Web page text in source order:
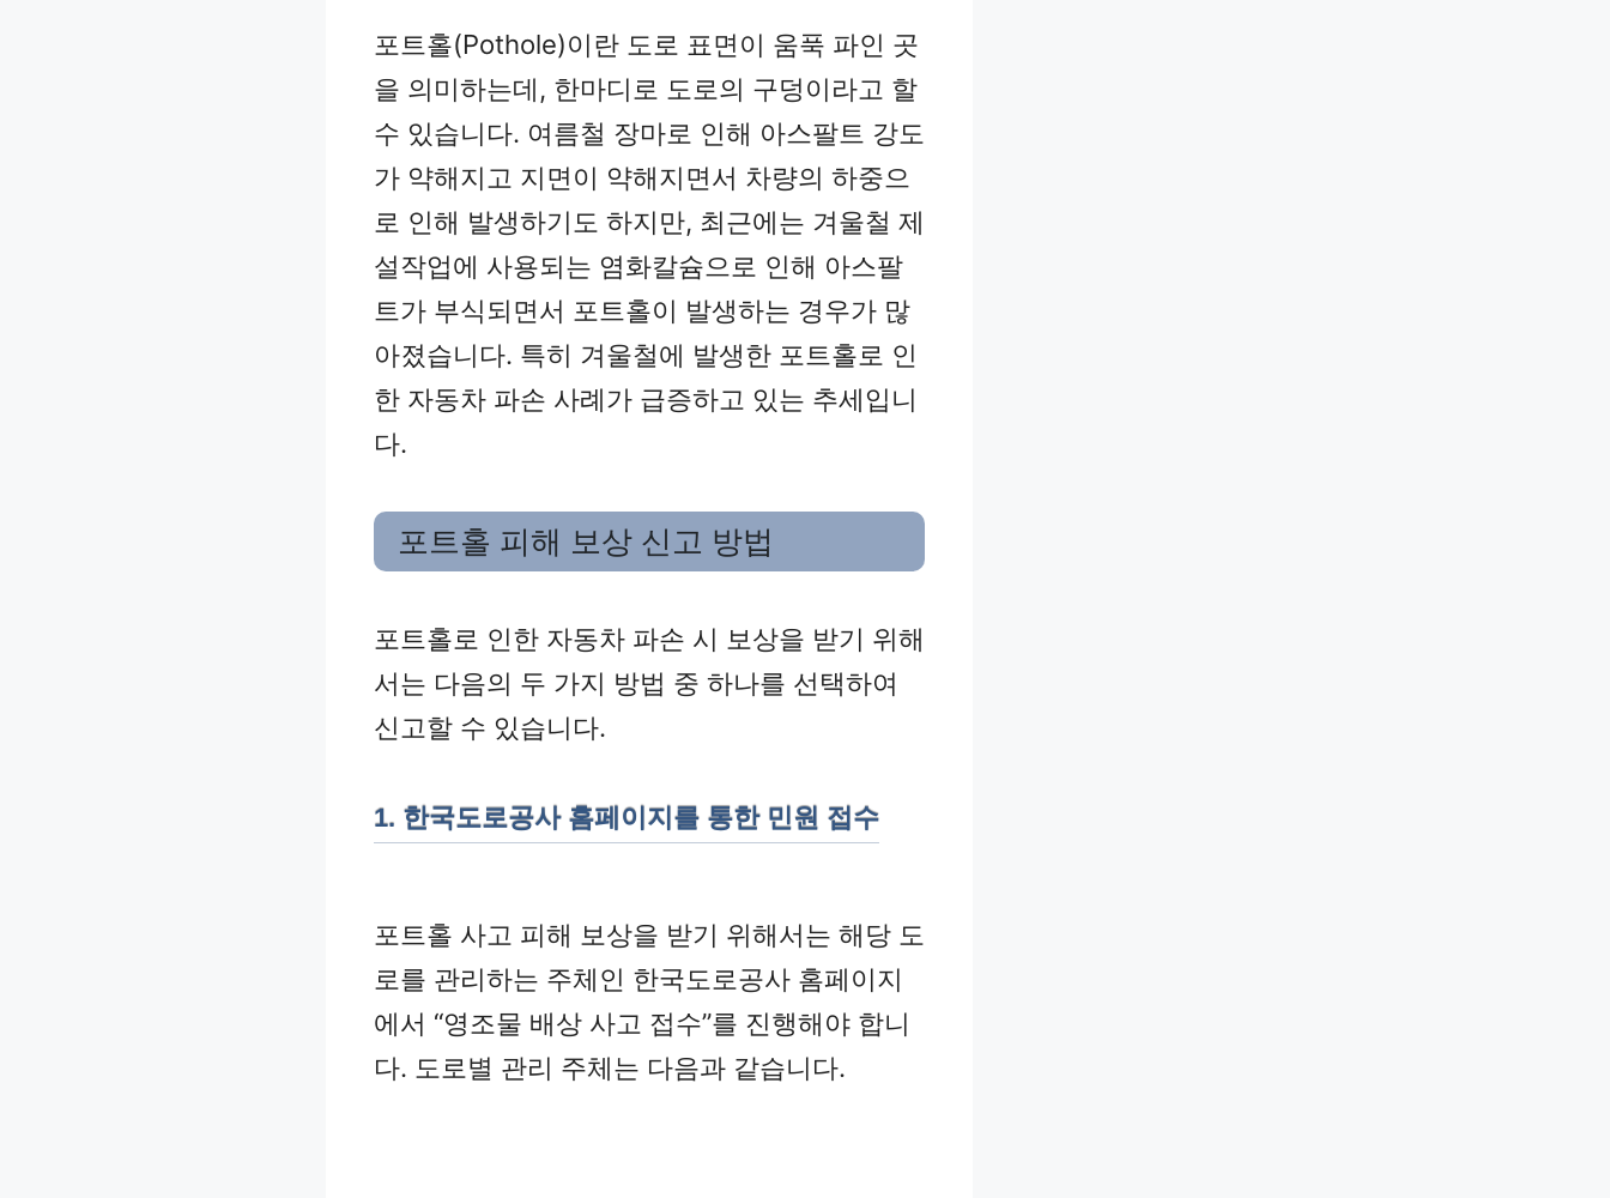
포트홀(Pothole)이란 도로 표면이 움푹 파인 곳
을 의미하는데, 한마디로 도로의 구덩이라고 할
수 있습니다. 여름철 장마로 인해 아스팔트 강도
가 약해지고 지면이 약해지면서 차량의 하중으
로 인해 발생하기도 하지만, 최근에는 겨울철 제
설작업에 사용되는 염화칼슘으로 인해 아스팔
트가 부식되면서 포트홀이 발생하는 경우가 많
아졌습니다. 특히 겨울철에 발생한 포트홀로 인
한 자동차 파손 사례가 급증하고 있는 추세입니
다.
포트홀 피해 보상 신고 방법
포트홀로 인한 자동차 파손 시 보상을 받기 위해
서는 다음의 두 가지 방법 중 하나를 선택하여
신고할 수 있습니다.
1. 한국도로공사 홈페이지를 통한 민원 접수
포트홀 사고 피해 보상을 받기 위해서는 해당 도
로를 관리하는 주체인 한국도로공사 홈페이지
에서 “영조물 배상 사고 접수”를 진행해야 합니
다. 도로별 관리 주체는 다음과 같습니다.